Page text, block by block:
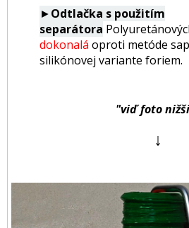
►Odtlačka s použitím
separátora
dokonalá oproti metóde
silikónovej variante foriem.
"viď foto
↓